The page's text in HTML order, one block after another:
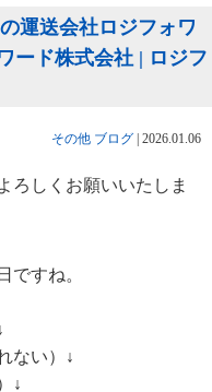
運送会社ロジフォワ
ード株式会社 | ロジフ
その他 ブログ 2026.01.06
ろしくお願いいたしま
ですね。
ない）↓
↓